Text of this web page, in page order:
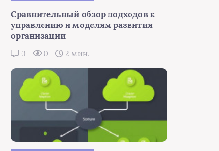
Сравнительный обзор подходов к
управлению и моделям развития
организации
0 0 2 мин.